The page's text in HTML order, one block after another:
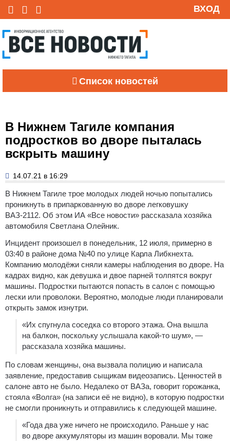
ВХОД
Список новостей
В Нижнем Тагиле компания
подростков во дворе пыталась
вскрыть машину
14.07.21 в 16:29
В Нижнем Тагиле трое молодых людей ночью попытались
проникнуть в припаркованную во дворе легковушку
ВАЗ-2112. Об этом ИА «Все новости» рассказала хозяйка
автомобиля Светлана Олейник.
Инцидент произошел в понедельник, 12 июля, примерно в
03:40 в районе дома №40 по улице Карла Либкнехта.
Компанию молодёжи сняли камеры наблюдения во дворе. На
кадрах видно, как девушка и двое парней толпятся вокруг
машины. Подростки пытаются попасть в салон с помощью
лески или проволоки. Вероятно, молодые люди планировали
открыть замок изнутри.
«Их спугнула соседка со второго этажа. Она вышла
на балкон, поскольку услышала какой-то шум», —
рассказала хозяйка машины.
По словам женщины, она вызвала полицию и написала
заявление, предоставив сыщикам видеозапись. Ценностей в
салоне авто не было. Недалеко от ВАЗа, говорит горожанка,
стояла «Волга» (на записи её не видно), в которую подростки
не смогли проникнуть и отправились к следующей машине.
«Года два уже ничего не происходило. Раньше у нас
во дворе аккумуляторы из машин воровали. Мы тоже